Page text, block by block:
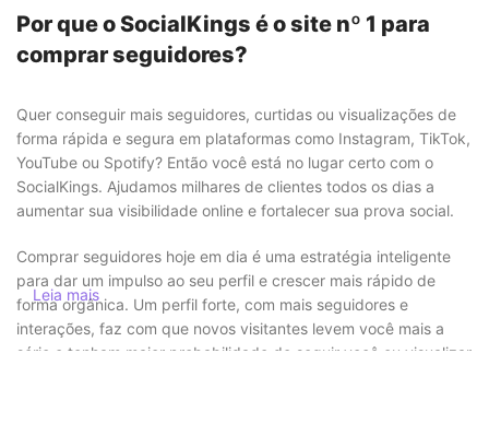
Por que o SocialKings é o site nº 1 para
comprar seguidores?
Quer conseguir mais seguidores, curtidas ou visualizações de
forma rápida e segura em plataformas como Instagram, TikTok,
YouTube ou Spotify? Então você está no lugar certo com o
SocialKings. Ajudamos milhares de clientes todos os dias a
aumentar sua visibilidade online e fortalecer sua prova social.
Comprar seguidores hoje em dia é uma estratégia inteligente
para dar um impulso ao seu perfil e crescer mais rápido de
forma orgânica. Um perfil forte, com mais seguidores e
interações, faz com que novos visitantes levem você mais a
sério e tenham maior probabilidade de seguir você ou visualizar
Leia mais